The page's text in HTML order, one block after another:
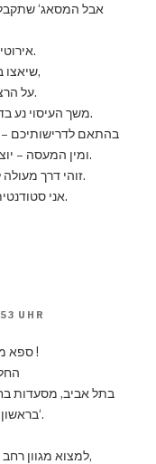
אבל המסאג‘
אירוטי בכל דירה דיסקרטית באשר היא.
שיאצו בדרך כלל נעצה על משטח מיוחד,
על הרצפה או על מיטת טיפולים נמוכה.
משך העיסוי נע בדרך כלל בין 50 דקות לשעה וחצי.
בהתאם לדרישותיכם –
ומין המעסה – יוצגו בפניכם התוצאות הרלוונטיות.
זוהי דרך מעולה לשחרור המתחים וגורם להרפיה.
אני סטודנטית איכותית שנראית ממש מעולה.
UHR
ספא מפואר ומפנק מאוד בראשון לציון !
בתל אביב, מסעדות
בראשון לציון ובכל אזור מרכז הארץ ועוד‘.
למצוא מגוון רחב של מסעדות שונות- מסעדת שף,